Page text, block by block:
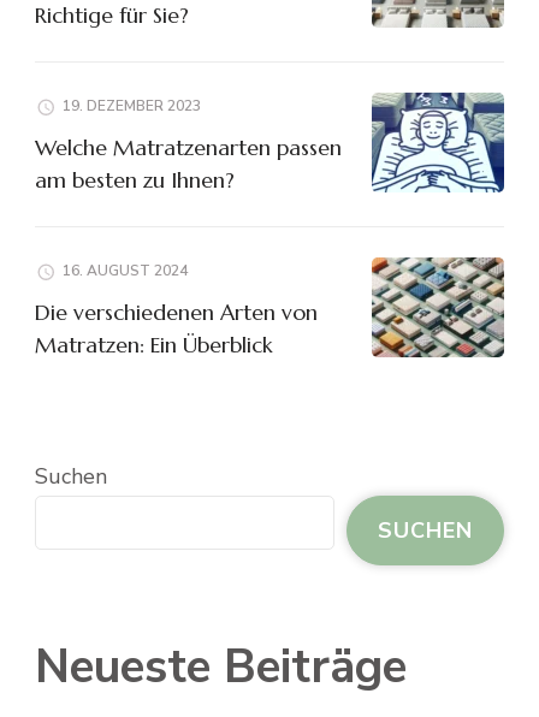
Richtige für Sie?
19. DEZEMBER 2023
Welche Matratzenarten passen
am besten zu Ihnen?
16. AUGUST 2024
Die verschiedenen Arten von
Matratzen: Ein Überblick
Suchen
SUCHEN
Neueste Beiträge